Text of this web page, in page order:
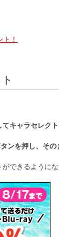
！
キャラセレクト
ンを押し、その
できるようにな